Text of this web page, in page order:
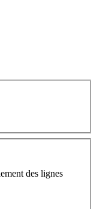
des lignes